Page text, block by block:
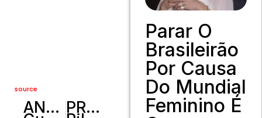
source
ANTERIOR PRÓXIMO
Parar O
Brasileirão
Por Causa
Do Mundial
Feminino É